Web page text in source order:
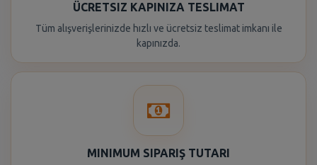
ÜCRETSIZ KAPINIZA TESLIMAT
Tüm alışverişlerinizde hızlı ve ücretsiz teslimat imkanı ile
kapınızda.
MINIMUM SIPARIŞ TUTARI